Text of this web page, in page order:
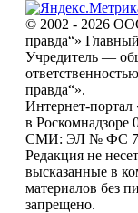
© 2002 - 2026
правда“»
Учредитель —
правда“».
Интернет-портал
в Роскомнадзоре
СМИ: ЭЛ № ФС
Редакция не
высказанные в
материалов без
запрещено.